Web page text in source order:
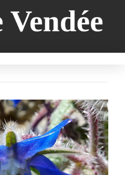
saisonnière
cuisine-locale
cuisine-maison européenne
cuisine-maison-france